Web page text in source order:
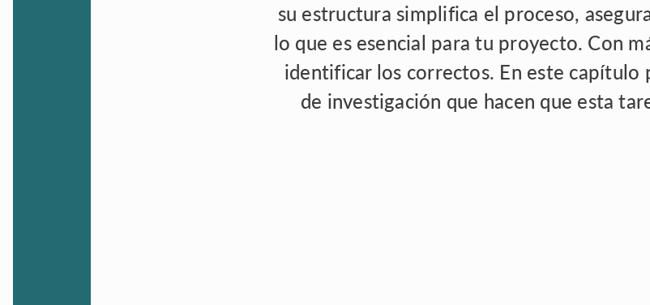
su estructura simplifica el proceso,
lo que es esencial para tu proyecto. Con
identificar los correctos. En este
de investigación que hacen que esta